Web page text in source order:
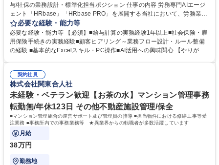
与/社保の業務設計・標準化担当ポジション 仕事の内容 労務専門AIエージ
ェント「HRbase」「HRbase PRO」を展開する当社において、労務業務
のオペレーション設計担当をクライアントの課題や要望をヒアリングし、
業務設計やシステム設定へと落とし込むポジションです。 【具体的に
は】・業務オペレーション設計（要件定義/顧客ヒアリング/業務オペレー
ションの洗い出し、ルール整備、システム設定) ・業務マニュアル作成、
（年調等の年次業務など） 募集職種 【フルリモート/フルフレックス】給
与/社保の業務設計・標準化担当ポジション
必要な経験・能力等
必要な経験・能力等 【必須】■給与計算の実務経験1年以上■社会保険・雇
用保険手続きの実務経験■顧客ヒアリング～業務フロー設計・ルール整備
の経験 ■基本的なExcelスキル・PC操作■AI活用への興味関心 【やりが
る設計にとどまらず、ご自身が現場のエキスパートとしてオペレーション
を実行する機会もあり、実務と改善の両面でスキルを発揮できる環境で
す。 学歴・資格 学歴：大学院 大学 高専 短大 専修学校 高校 語学力： 資
格：
契約社員
株式会社関東合人社
未経験・ベテラン歓迎【お茶の水】マンション管理事務
転勤無/年休123日 その他不動産施設管理/保全
■マンション管理組合の運営サポート及び管理員の指導 ■担当物件における修繕工事等受
注業務 ■事務所内での事務業務等 ★異業界からの転職者が多数活躍しています
月給
38万円
勤務地